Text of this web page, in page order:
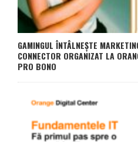
GAMINGUL ÎNTÂLNEȘTE
CONNECTOR ORGANIZAT LA
PRO BONO